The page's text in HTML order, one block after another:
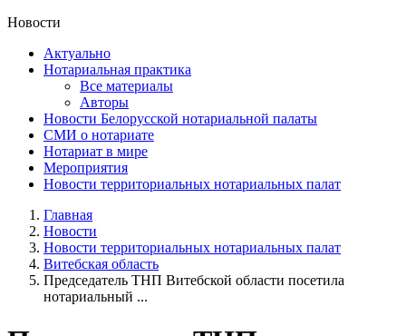
Новости
Актуально
Нотариальная практика
Все материалы
Авторы
Новости Белорусской нотариальной палаты
СМИ о нотариате
Нотариат в мире
Мероприятия
Новости территориальных нотариальных палат
Главная
Новости
Новости территориальных нотариальных палат
Витебская область
Председатель ТНП Витебской области посетила
нотариальный ...